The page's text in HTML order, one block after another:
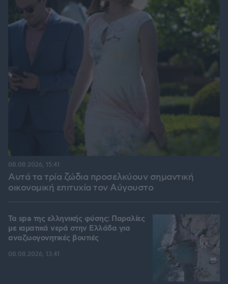
Αυτά τα τρία ζώδια προσελκύουν σημαντική
οικονομική επιτυχία τον Αύγουστο
08.08.2026, 15:41
Τα spa της ελληνικής φύσης: Παραλίες
με ιαματικά νερά στην Ελλάδα για
αναζωογονητικές βουτιές
08.08.2026, 13:41